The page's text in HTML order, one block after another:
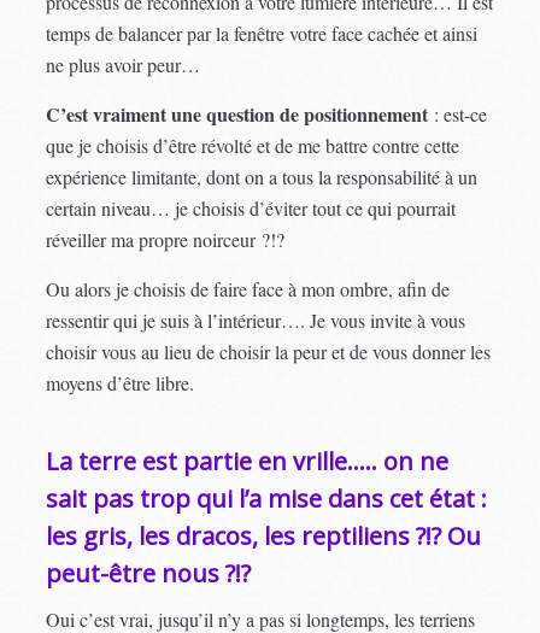
temps de balancer par la fenêtre votre face cachée et ainsi
ne plus avoir peur…
C’est vraiment une question de positionnement : est-ce
que je choisis d’être révolté et de me battre contre cette
expérience limitante, dont on a tous la responsabilité à un
certain niveau… je choisis d’éviter tout ce qui pourrait
réveiller ma propre noirceur ?!?
Ou alors je choisis de faire face à mon ombre, afin de
ressentir qui je suis à l’intérieur…. Je vous invite à vous
choisir vous au lieu de choisir la peur et de vous donner les
moyens d’être libre.
La terre est partie en vrille….. on ne
sait pas trop qui l’a mise dans cet état :
les gris, les dracos, les reptiliens ?!? Ou
peut-être nous ?!?
Oui c’est vrai, jusqu’il n’y a pas si longtemps, les terriens